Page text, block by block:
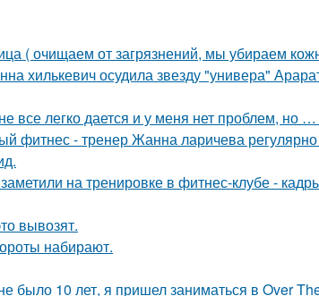
( очищаем от загрязнений, мы убираем
хилькевич осудила звезду "универа"
все легко дается и у меня нет проблем, но
- тренер Жанна ларичева регулярно
на тренировке в фитнес-клубе -
вывозят.
набирают.
было 10 лет, я пришел заниматься в Over